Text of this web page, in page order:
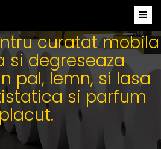
curatat mobila
si degreseaza
pal, lemn, si lasa
si parfum
placut.